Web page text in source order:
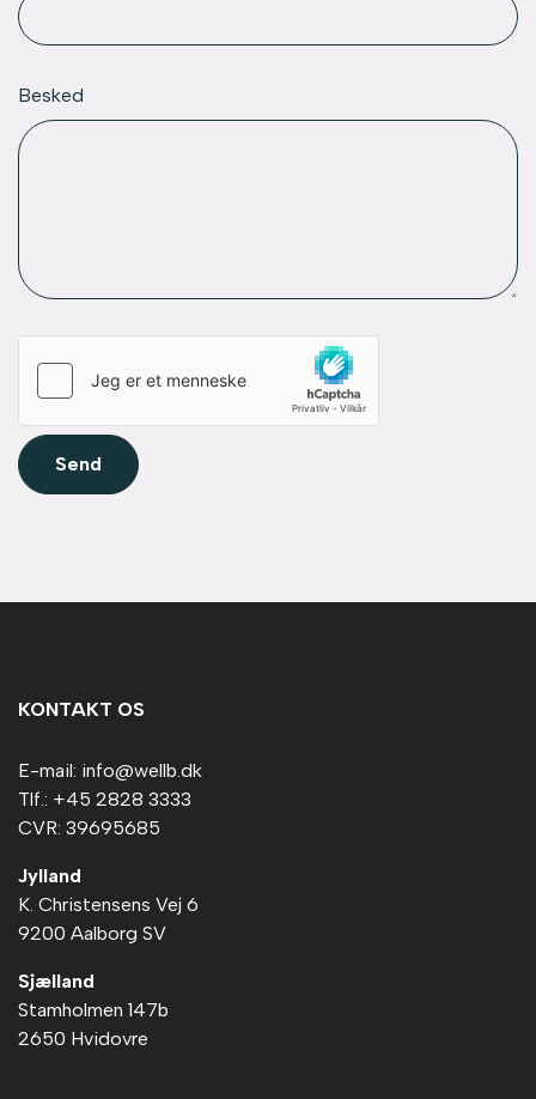
Besked
Send
KONTAKT OS
E-mail: info@wellb.dk
Tlf.: +45 2828 3333
CVR: 39695685
Jylland
K. Christensens Vej 6
9200 Aalborg SV
Sjælland
Stamholmen 147b
2650 Hvidovre